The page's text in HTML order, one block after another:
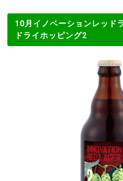
10月イノベーションレッ
ドライホッピング2